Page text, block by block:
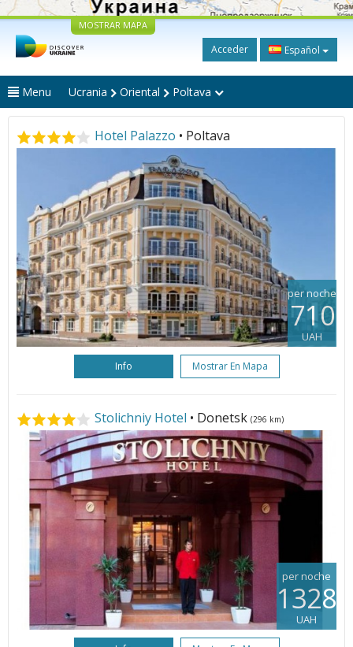
MOSTRAR MAPA
Acceder Español
Menu Ucrania Oriental Poltava
Hotel Palazzo • Poltava
per noche
710
UAH
Info Mostrar En Mapa
Stolichniy Hotel • Donetsk (296 km)
per noche
1328
UAH